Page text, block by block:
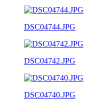
DSC04744.JPG
DSC04742.JPG
DSC04740.JPG